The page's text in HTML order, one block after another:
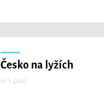
Česko na lyžích
17. 1. 2020